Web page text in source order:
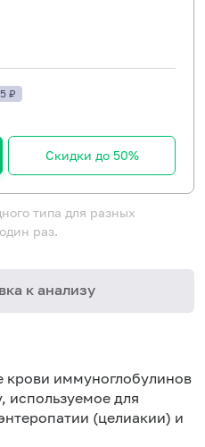
₽
Скидки до 50%
типа для разных
раз.
к анализу
крови иммуноглобулинов
используемое для
(целиакии) и